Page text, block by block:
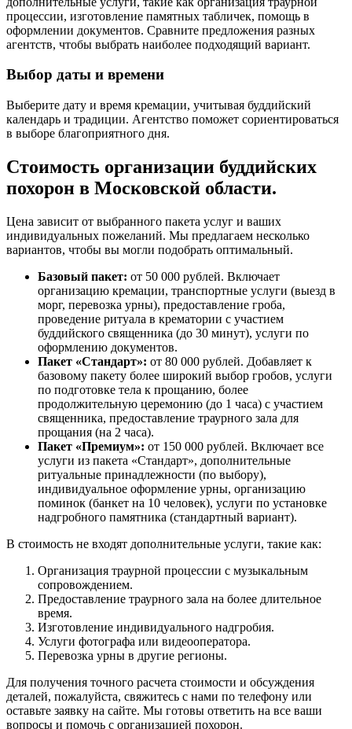
процессии, изготовление памятных табличек, помощь в
оформлении документов. Сравните предложения разных
агентств, чтобы выбрать наиболее подходящий вариант.
Выбор даты и времени
Выберите дату и время кремации, учитывая буддийский
календарь и традиции. Агентство поможет сориентироваться
в выборе благоприятного дня.
Стоимость организации буддийских
похорон в Московской области.
Цена зависит от выбранного пакета услуг и ваших
индивидуальных пожеланий. Мы предлагаем несколько
вариантов, чтобы вы могли подобрать оптимальный.
Базовый пакет: от 50 000 рублей. Включает
организацию кремации, транспортные услуги (выезд в
морг, перевозка урны), предоставление гроба,
проведение ритуала в крематории с участием
буддийского священника (до 30 минут), услуги по
оформлению документов.
Пакет «Стандарт»: от 80 000 рублей. Добавляет к
базовому пакету более широкий выбор гробов, услуги
по подготовке тела к прощанию, более
продолжительную церемонию (до 1 часа) с участием
священника, предоставление траурного зала для
прощания (на 2 часа).
Пакет «Премиум»: от 150 000 рублей. Включает все
услуги из пакета «Стандарт», дополнительные
ритуальные принадлежности (по выбору),
индивидуальное оформление урны, организацию
поминок (банкет на 10 человек), услуги по установке
надгробного памятника (стандартный вариант).
В стоимость не входят дополнительные услуги, такие как:
Организация траурной процессии с музыкальным
сопровождением.
Предоставление траурного зала на более длительное
время.
Изготовление индивидуального надгробия.
Услуги фотографа или видеооператора.
Перевозка урны в другие регионы.
Для получения точного расчета стоимости и обсуждения
деталей, пожалуйста, свяжитесь с нами по телефону или
оставьте заявку на сайте. Мы готовы ответить на все ваши
вопросы и помочь с организацией похорон.